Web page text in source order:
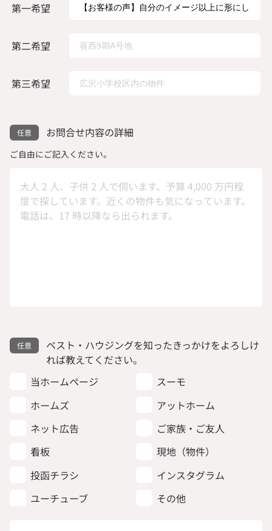
第一希望
第二希望
第三希望
お問合せ内容の詳細
ご自由にご記入ください。
ベスト・ハウジングを知ったきっかけをよろしけ
れば教えてください。
当ホームページ
スーモ
ホームズ
アットホーム
ネット広告
ご家族・ご友人
看板
現地（物件）
投函チラシ
インスタグラム
ユーチューブ
その他